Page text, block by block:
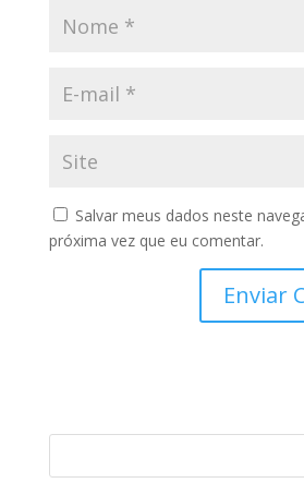
Salvar meus dados neste
próxima vez que eu comentar.